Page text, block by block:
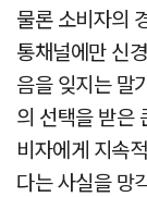
물론 소비자의
통채널에만 신
음을 잊지는 말
의 선택을 받은
비자에게 지속
다는 사실을 망